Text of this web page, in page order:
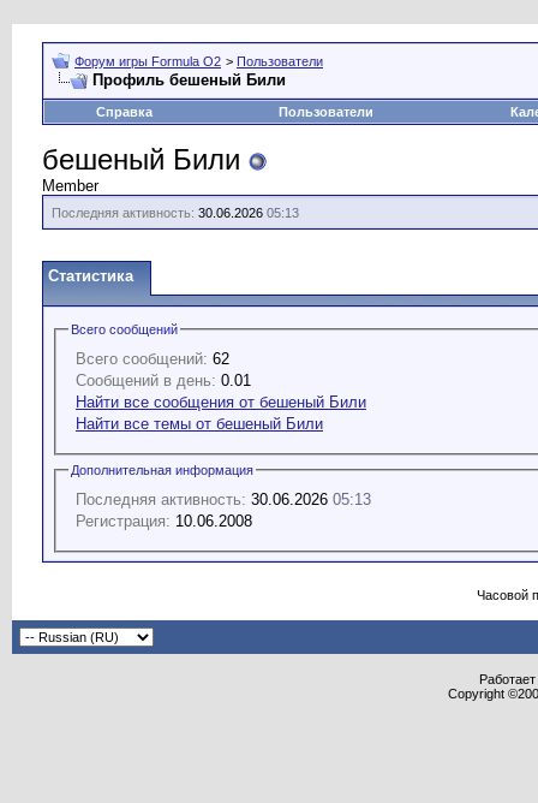
Форум игры Formula O2 > Пользователи
Профиль бешеный Били
Справка Пользователи
бешеный Били
Member
Последняя активность: 30.06.2026 05:13
Статистика
Всего сообщений
Всего сообщений: 62
Сообщений в день: 0.01
Найти все сообщения от бешеный Били
Найти все темы от бешеный Били
Дополнительная информация
Последняя активность: 30.06.2026 05:13
Регистрация: 10.06.2008
Часовой
Copyright